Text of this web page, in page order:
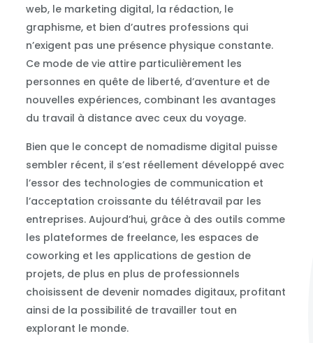
web, le marketing digital, la rédaction, le
graphisme, et bien d’autres professions qui
n’exigent pas une présence physique constante.
Ce mode de vie attire particulièrement les
personnes en quête de liberté, d’aventure et de
nouvelles expériences, combinant les avantages
du travail à distance avec ceux du voyage.
Bien que le concept de nomadisme digital puisse
sembler récent, il s’est réellement développé avec
l’essor des technologies de communication et
l’acceptation croissante du télétravail par les
entreprises. Aujourd’hui, grâce à des outils comme
les plateformes de freelance, les espaces de
coworking et les applications de gestion de
projets, de plus en plus de professionnels
choisissent de devenir nomades digitaux, profitant
ainsi de la possibilité de travailler tout en
explorant le monde.